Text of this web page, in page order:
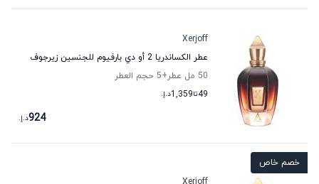
Xerjoff
عطر الكساندريا 2 أو دي بارفيوم للجنسين زيرجوف
50 مل عطر
+5
حجم العطر
49تا1,359د.إ.
924د.إ.
خصم خاص